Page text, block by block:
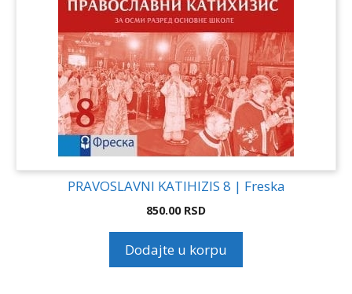
PRAVOSLAVNI KATIHIZIS 8 | Freska
850.00 RSD
Dodajte u korpu